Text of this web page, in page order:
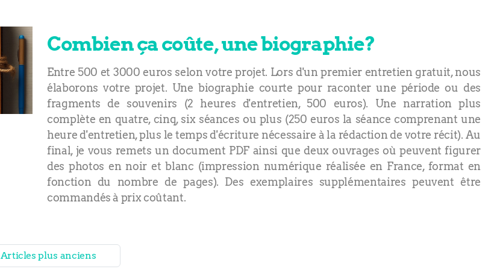
Combien ça coûte, une biographie?
Entre 500 et 3000 euros selon votre projet. Lors d'un premier entretien gratuit, nous
élaborons votre projet. Une biographie courte pour raconter une période ou des
fragments de souvenirs (2 heures d'entretien, 500 euros). Une narration plus
complète en quatre, cinq, six séances ou plus (250 euros la séance comprenant une
heure d'entretien, plus le temps d'écriture nécessaire à la rédaction de votre récit). Au
final, je vous remets un document PDF ainsi que deux ouvrages où peuvent figurer
des photos en noir et blanc (impression numérique réalisée en France, format en
fonction du nombre de pages). Des exemplaires supplémentaires peuvent être
commandés à prix coûtant.
Articles plus anciens